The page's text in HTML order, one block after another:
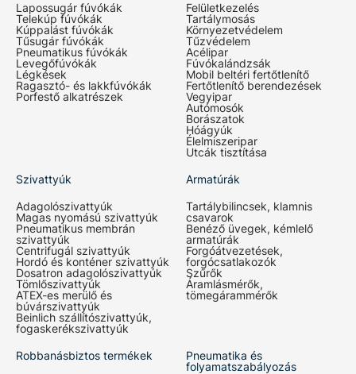
Lapossugár fúvókák
Telekúp fúvókák
Kúppalást fúvókák
Tűsugár fúvókák
Pneumatikus fúvókák
Levegőfúvókák
Légkések
Ragasztó- és lakkfúvókák
Porfestő alkatrészek
Felületkezelés
Tartálymosás
Környezetvédelem
Tűzvédelem
Acélipar
Fúvókalándzsák
Mobil beltéri fertőtlenítő
Fertőtlenítő berendezések
Vegyipar
Autómosók
Borászatok
Hóágyúk
Élelmiszeripar
Utcák tisztítása
Szivattyúk
Adagolószivattyúk
Magas nyomású szivattyúk
Pneumatikus membrán
szivattyúk
Centrifugál szivattyúk
Hordó és konténer szivattyúk
Dosatron adagolószivattyúk
Tömlőszivattyúk
ATEX-es merülő és
búvárszivattyúk
Beinlich szállítószivattyúk,
fogaskerékszivattyúk
Armatúrák
Tartálybilincsek, klamnis
csavarok
Benéző üvegek, kémlelő
armatúrák
Forgóátvezetések,
forgócsatlakozók
Szűrők
Áramlásmérők,
tömegárammérők
Robbanásbiztos termékek
Pneumatika és
folyamatszabályozás